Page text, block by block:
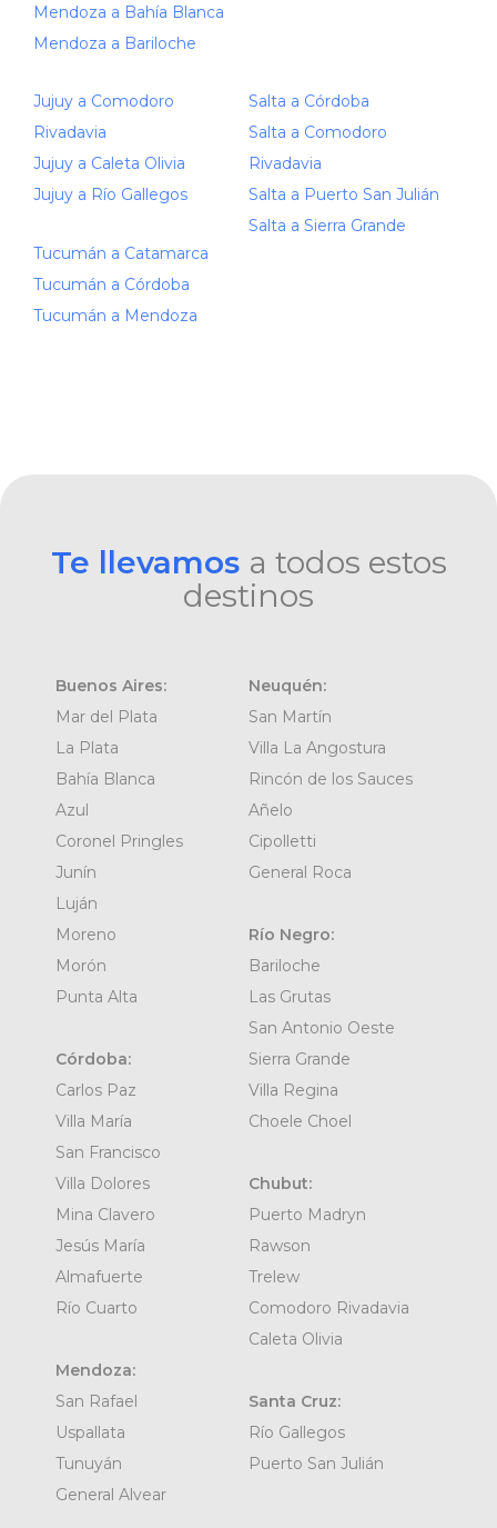
Mendoza a Bahía Blanca
Mendoza a Bariloche
Jujuy a Comodoro
Rivadavia
Jujuy a Caleta Olivia
Jujuy a Río Gallegos
Tucumán a Catamarca
Tucumán a Córdoba
Tucumán a Mendoza
Salta a Córdoba
Salta a Comodoro
Rivadavia
Salta a Puerto San Julián
Salta a Sierra Grande
Te llevamos a todos estos
destinos
Buenos Aires:
Mar del Plata
La Plata
Bahía Blanca
Azul
Coronel Pringles
Junín
Luján
Moreno
Morón
Punta Alta
Córdoba:
Carlos Paz
Villa María
San Francisco
Villa Dolores
Mina Clavero
Jesús María
Almafuerte
Río Cuarto
Mendoza:
San Rafael
Uspallata
Tunuyán
General Alvear
Neuquén:
San Martín
Villa La Angostura
Rincón de los Sauces
Añelo
Cipolletti
General Roca
Río Negro:
Bariloche
Las Grutas
San Antonio Oeste
Sierra Grande
Villa Regina
Choele Choel
Chubut:
Puerto Madryn
Rawson
Trelew
Comodoro Rivadavia
Caleta Olivia
Santa Cruz:
Río Gallegos
Puerto San Julián